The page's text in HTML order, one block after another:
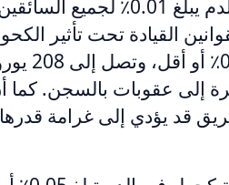
لدى ألبانيا حد صارم جدًا لتركيز الكحول في الدم
القيادة تحت تأثير
الغرامة 52 يورو
الخطيرة إلى عقوبات بالسجن.